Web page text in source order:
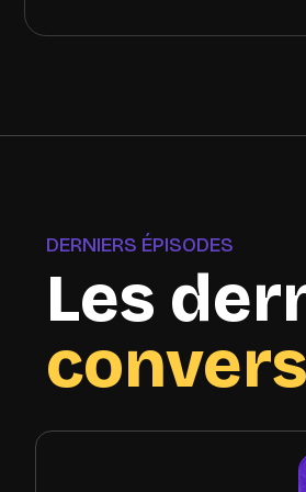
DERNIERS ÉPISODES
Les